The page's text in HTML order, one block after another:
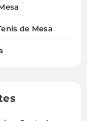
de Mesa